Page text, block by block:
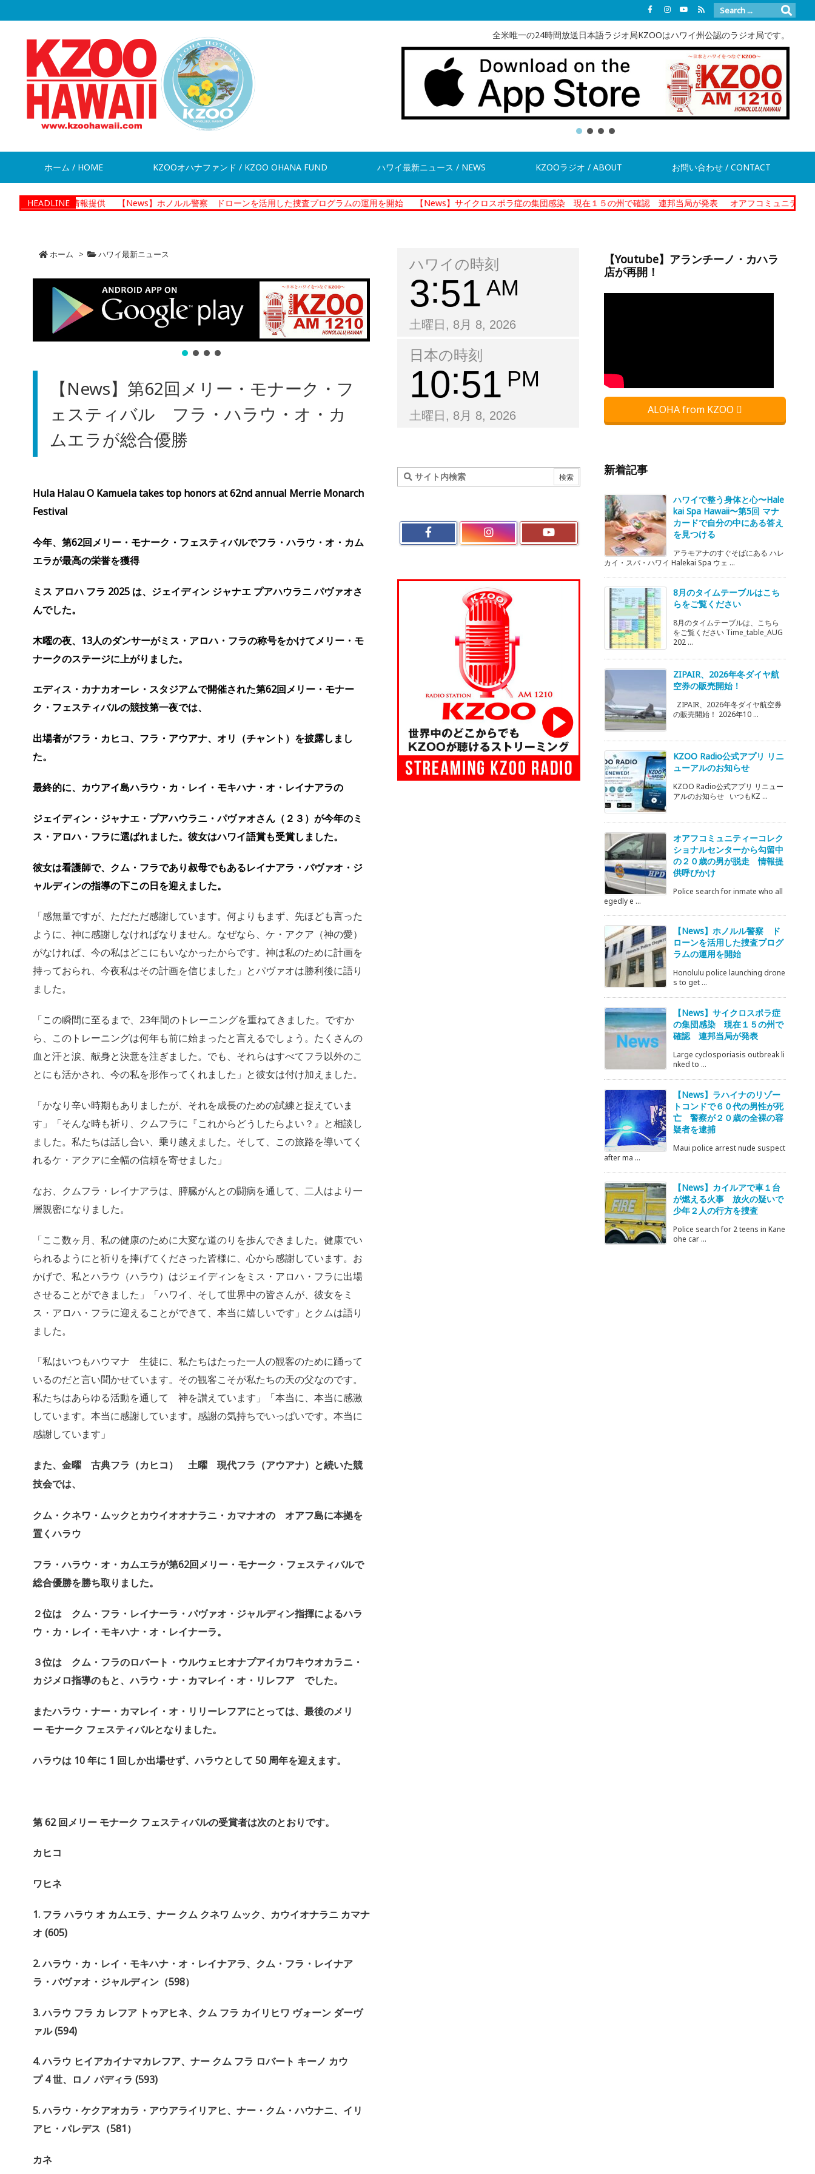
全米唯一の24時間放送日本語ラジオ局KZOOはハワイ州公認のラジオ局です。
ホーム / HOME KZOOオハナファンド / KZOO OHANA FUND ハワイ最新ニュース / NEWS KZOOラジオ / ABOUT お問い合わせ / CONTACT
HEADLINE
脱走 情報提供 【News】ホノルル警察 ドローンを活用した捜査プログラムの運用を開始 【News】サイクロスポラ症の集団感染 現在１５の州で確認 連邦当局が発表 オアフコミュニティーコレクシ
ホーム > ハワイ最新ニュース
【News】第62回メリー・モナーク・フ
ェスティバル フラ・ハラウ・オ・カ
ムエラが総合優勝
Hula Halau O Kamuela takes top honors at 62nd annual Merrie Monarch
Festival
今年、第62回メリー・モナーク・フェスティバルでフラ・ハラウ・オ・カム
エラが最高の栄誉を獲得
ミス アロハ フラ 2025 は、ジェイディン ジャナエ プアハウラニ パヴァオさ
んでした。
木曜の夜、13人のダンサーがミス・アロハ・ フラの称号をかけてメリー・モ
ナークのステージに上がりました。
エディス・カナカオーレ・スタジアムで開催された第62回メリー ・モナー
ク・フェスティバルの競技第一夜では、
出場者がフラ・カヒコ、フラ・アウアナ、オリ（チャント） を披露しまし
た。
最終的に、カウアイ島ハラウ・カ・レイ・モキハナ・オ・ レイナアラの
ジェイディン・ジャナエ・プアハウラニ・パヴァオさん（２３） が今年のミ
ス・アロハ・フラに選ばれました。 彼女はハワイ語賞も受賞しました。
彼女は看護師で、クム・フラであり叔母でもあるレイナアラ・パヴァオ・ジ
ャルディンの指導の下この日を迎えました。
「感無量ですが、ただただ感謝しています。何よりもまず、 先ほども言った
ように、神に感謝しなければなりません。 なぜなら、ケ・アクア（神の愛）
がなければ、 今の私はどこにもいなかったからです。 神は私のために計画を
持っておられ、 今夜私はその計画を信じました」 とパヴァオは勝利後に語り
ました。
「この瞬間に至るまで、23年間のトレーニングを重ねてきました。ですか
ら、 このトレーニングは何年も前に始まったと言えるでしょう。 たくさんの
血と汗と涙、献身と決意を注ぎました。でも、 それらはすべてフラ以外のこ
とにも活かされ、 今の私を形作ってくれました」と彼女は付け加えました。
「かなり辛い時期もありましたが、 それを成長のための試練と捉えていま
す」「そんな時も祈り、 クムフラに『これからどうしたらよい？』と相談し
ました。 私たちは話し合い、乗り越えました。そして、 この旅路を導いてく
れるケ・アクアに全幅の信頼を寄せました」
なお、クムフラ・レイナアラは、膵臓がんとの闘病を通して、 二人はより一
層親密になりました。
「ここ数ヶ月、私の健康のために大変な道のりを歩んできました。 健康でい
られるようにと祈りを捧げてくださった皆様に、 心から感謝しています。お
かげで、私とハラウ（ハラウ） はジェイディンをミス・アロハ・ フラに出場
させることができました」「ハワイ、 そして世界中の皆さんが、彼女をミ
ス・アロハ・ フラに迎えることができて、本当に嬉しいです」 とクムは語り
ました。
「私はいつもハウマナ 生徒に、 私たちはたった一人の観客のために踊って
いるのだと言い聞かせています。その観客こそが私たちの天の父なのです。
私たちはあらゆる活動を通して 神を讃えています」「本当に、本当に感激
しています。 本当に感謝しています。感謝の気持ちでいっぱいです。 本当に
感謝しています」
また、金曜 古典フラ（カヒコ） 土曜 現代フラ（アウアナ）と続いた競
技会では、
クム・クネワ・ムックとカウイオオナラニ・カマナオの オアフ島に本拠を
置くハラウ
フラ・ハラウ・オ・カムエラが第62回メリー・モナーク・ フェスティバルで
総合優勝を勝ち取りました。
２位は クム・フラ・レイナーラ・パヴァオ・ ジャルディン指揮によるハラ
ウ・カ・レイ・モキハナ・オ・ レイナーラ。
３位は クム・フラのロバート・ウルウェヒオナプアイカワキウオカラニ・
カジメロ指導のもと、ハラウ・ナ・カマレイ・オ・リレフア でした。
またハラウ・ナー・カマレイ・オ・リリーレフアにとっては、 最後のメリ
ー モナーク フェスティバルとなりました。
ハラウは 10年に 1 回しか出場せず、ハラウとして 50 周年を迎えます。
第62回メリー モナーク フェスティバルの受賞者は次のとおりです。
カヒコ
ワヒネ
1. フラ ハラウ オ カムエラ、ナー クム クネワ ムック、カウイオナラニ カマナ
オ (605)
2.ハラウ・カ・レイ・モキハナ・オ・レイナアラ、クム・ フラ・レイナア
ラ・パヴァオ・ジャルディン（598）
3.ハラウ フラ カ レフア トゥアヒネ、クム フラ カイ リヒワ ヴォーン ダーヴ
ァル(594)
4.ハラウ ヒイアカイナマカレフア、ナー クム フラ ロバート キーノ カウ
プ4世、ロノ パディラ (593)
5.ハラウ・ケクアオカラ・アウアライリアヒ、ナー・クム・ハウナニ、イリ
アヒ・パレデス（581）
カネ
ハワイの時刻
3 51 AM
土曜日, 8月 8, 2026
日本の時刻
10 51 PM
土曜日, 8月 8, 2026
【Youtube】アランチーノ・カハラ
店が再開！
ALOHA from KZOO
新着記事
ハワイで整う身体と心〜Hale
kai Spa Hawaii〜第5回 マナ
カードで自分の中にある答え
を見つける
アラモアナのすぐそばにある ハレ
カイ・スパ・ハワイ Halekai Spa ウェ ...
8月のタイムテーブルはこち
らをご覧ください
8月のタイムテーブルは、こちら
をご覧ください Time_table_AUG
202 ...
ZIPAIR、2026年冬ダイヤ航
空券の販売開始！
ZIPAIR、2026年冬ダイヤ航空券
の販売開始！ 2026年10 ...
KZOO Radio公式アプリ リニ
ューアルのお知らせ
KZOO Radio公式アプリ リニュー
アルのお知らせ いつもKZ ...
オアフコミュニティーコレク
ショナルセンターから勾留中
の２０歳の男が脱走 情報提
供呼びかけ
Police search for inmate who all
egedly e ...
【News】ホノルル警察 ド
ローンを活用した捜査プログ
ラムの運用を開始
Honolulu police launching drone
s to get ...
【News】サイクロスポラ症
の集団感染 現在１５の州で
確認 連邦当局が発表
Large cyclosporiasis outbreak li
nked to ...
【News】ラハイナのリゾー
トコンドで６０代の男性が死
亡 警察が２０歳の全裸の容
疑者を逮捕
Maui police arrest nude suspect
after ma ...
【News】カイルアで車１台
が燃える火事 放火の疑いで
少年２人の行方を捜査
Police search for 2 teens in Kane
ohe car ...